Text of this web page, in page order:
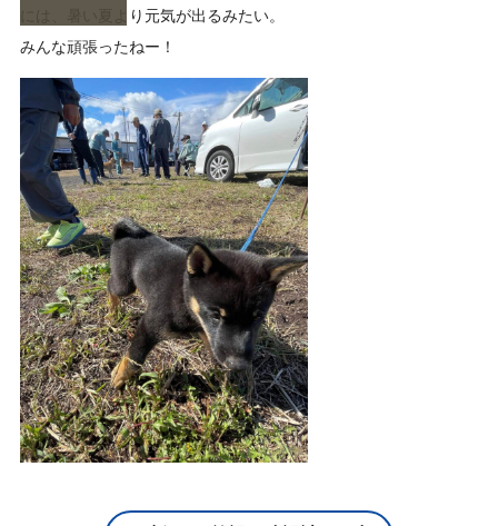
には、暑い夏より元気が出るみたい。
みんな頑張ったねー！